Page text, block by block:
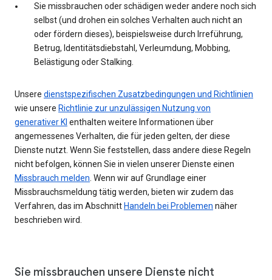
Sie missbrauchen oder schädigen weder andere noch sich
selbst (und drohen ein solches Verhalten auch nicht an
oder fördern dieses), beispielsweise durch Irreführung,
Betrug, Identitätsdiebstahl, Verleumdung, Mobbing,
Belästigung oder Stalking.
Unsere dienstspezifischen Zusatzbedingungen und Richtlinien
wie unsere Richtlinie zur unzulässigen Nutzung von
generativer KI enthalten weitere Informationen über
angemessenes Verhalten, die für jeden gelten, der diese
Dienste nutzt. Wenn Sie feststellen, dass andere diese Regeln
nicht befolgen, können Sie in vielen unserer Dienste einen
Missbrauch melden. Wenn wir auf Grundlage einer
Missbrauchsmeldung tätig werden, bieten wir zudem das
Verfahren, das im Abschnitt Handeln bei Problemen näher
beschrieben wird.
Sie missbrauchen unsere Dienste nicht